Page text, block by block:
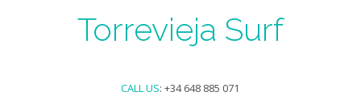
Torrevieja Surf
CALL US: +34 648 885 071